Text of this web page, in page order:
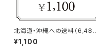
北海道・沖縄への送料（6,480
円以上ご購入の方）
¥1,100